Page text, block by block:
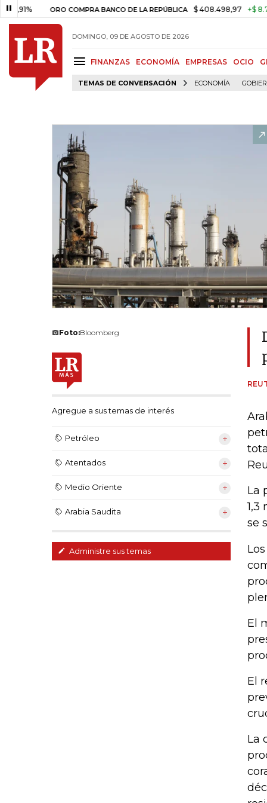
ORO COMPRA BANCO DE LA REPÚBLICA $ 408.498,97 +$ 8.753,81
DOMINGO, 09 DE AGOSTO DE 2026
FINANZAS ECONOMÍA EMPRESAS OCIO
TEMAS DE CONVERSACIÓN ECONOMÍA
Foto:Bloomberg
Agregue a sus temas de interés
Petróleo
Atentados
Medio Oriente
Arabia Saudita
Administre sus temas
La
1,3
se
El
El
La